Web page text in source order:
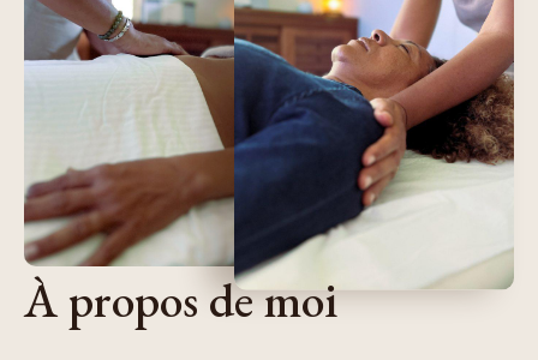
À propos de moi